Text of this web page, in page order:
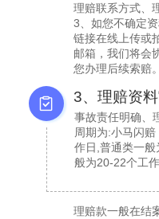
理赔联系方式、
3、如您不确定
链接在线上传或
邮箱，我们将会
您办理后续索赔。
3、理赔资
事故责任明确、
周期为:小马闪
作日,普通类一
般为20-22个工作
理赔款一般在结